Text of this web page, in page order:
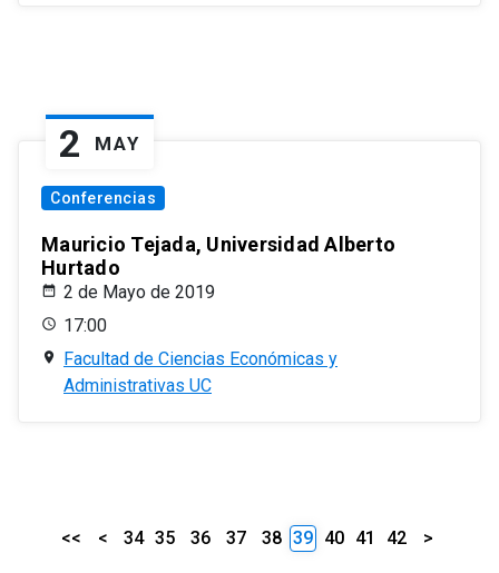
2 MAY
Conferencias
Mauricio Tejada, Universidad Alberto
Hurtado
2 de Mayo de 2019
17:00
Facultad de Ciencias Económicas y
Administrativas UC
<< < 34 35 36 37 38 39 40 41 42 >